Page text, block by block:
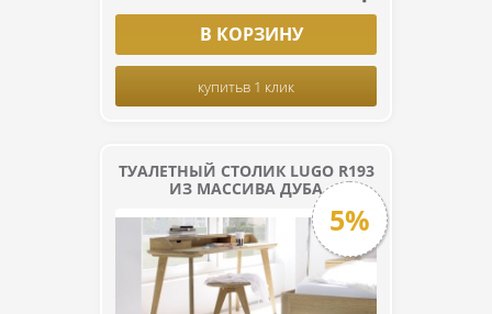
В КОРЗИНУ
купитьв 1 клик
ТУАЛЕТНЫЙ СТОЛИК LUGO R193
ИЗ МАССИВА ДУБА
5%